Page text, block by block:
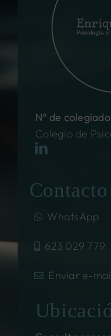
Nº de colegiado
Colegio de
Contacto
WhatsApp
623 029 779
Enviar e-